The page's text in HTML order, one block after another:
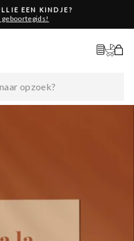
Pause
slideshow
EEN KINDJE?
Zoek een
Beheer